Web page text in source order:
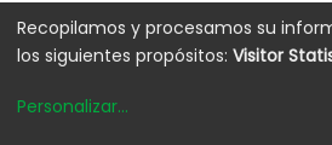
colectores
depósitos
Recopilamos y procesamos su
los siguientes propósitos: Visitor
Personalizar...